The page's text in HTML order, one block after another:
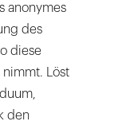
anonymes
des
diese
Löst
den